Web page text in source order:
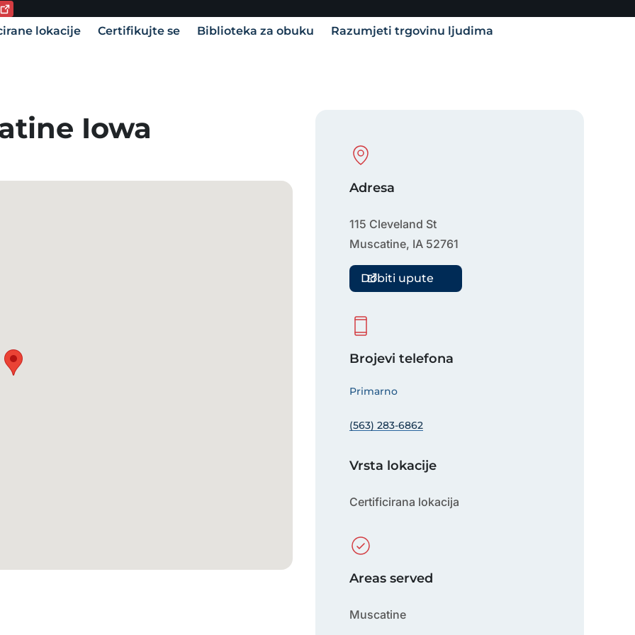
jezik:
lokacije Certifikujte se Biblioteka za obuku Razumjeti trgovinu ljudima
Iowa
Physical Location
Adresa
115 Cleveland St
Muscatine, IA 52761
Dobiti upute
Brojevi telefona
Primarno
(563) 283-6862
Vrsta lokacije
Certificirana lokacija
Areas served
Muscatine